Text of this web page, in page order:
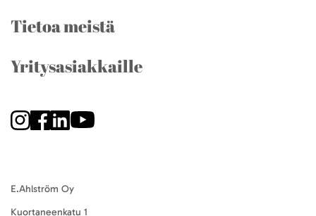
Tietoa meistä
Yritysasiakkaille
E.Ahlström Oy
Kuortaneenkatu 1